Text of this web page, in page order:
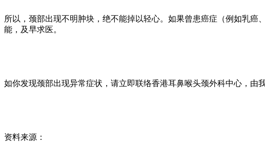
所以，颈部出现不明肿块，绝不能掉以轻心。如果曾患癌症（例如乳
能，及早求医。
如你发现颈部出现异常症状，请立即联络香港耳鼻喉头颈外科中心，由
资料来源：